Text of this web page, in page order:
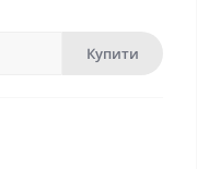
Купити